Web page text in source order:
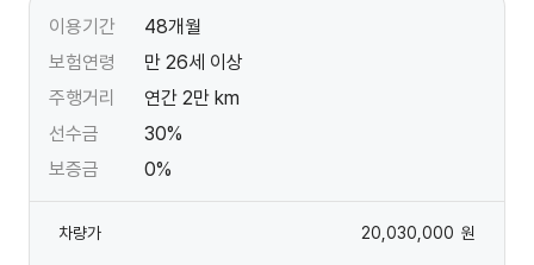
이용기간
48개월
보험연령
만 26세 이상
주행거리
연간 2만 km
선수금
30%
보증금
0%
차량가 20,030,000 원